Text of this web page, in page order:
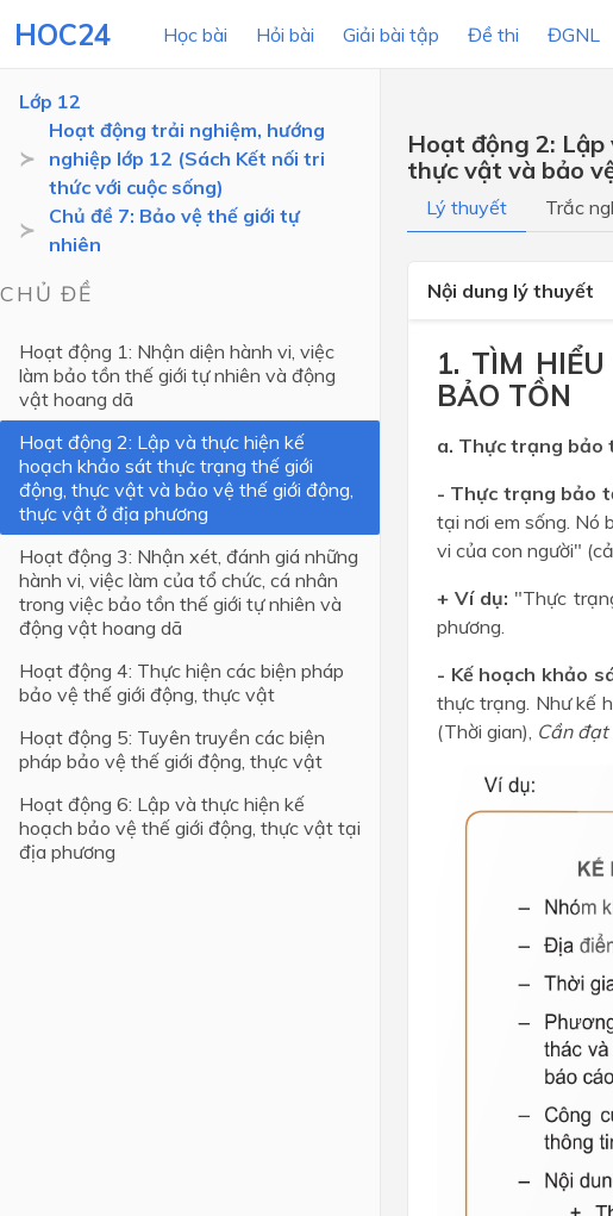
HOC24 Học bài Hỏi bài Giải bài tập Đề thi ĐGNL
LỚP HỌC
Lớp 12
Lớp 9
Lớp 7
Lớp 6
Lớp 5
Lớp 4
Lớp 3
Lớp 2
Lớp 1
MÔN HỌC
Lớp 12
Hoạt động trải nghiệm, hướng
nghiệp lớp 12 (Sách Kết nối tri
thức với cuộc sống)
Chủ đề 7: Bảo vệ thế giới tự
nhiên
CHỦ ĐỀ
Hoạt động 1: Nhận diện hành vi, việc
làm bảo tồn thế giới tự nhiên và động
vật hoang dã
Hoạt động 2: Lập và thực hiện kế
hoạch khảo sát thực trạng thế giới
động, thực vật và bảo vệ thế giới động,
thực vật ở địa phương
Hoạt động 3: Nhận xét, đánh giá những
hành vi, việc làm của tổ chức, cá nhân
trong việc bảo tồn thế giới tự nhiên và
động vật hoang dã
Hoạt động 4: Thực hiện các biện pháp
bảo vệ thế giới động, thực vật
Hoạt động 5: Tuyên truyền các biện
pháp bảo vệ thế giới động, thực vật
Hoạt động 6: Lập và thực hiện kế
hoạch bảo vệ thế giới động, thực vật tại
địa phương
Hoạt động 2:
thực vật và bảo
Lý thuyết Trắc
Nội dung lý thuyết
1. TÌM
BẢO TỒN
a. Thực trạng bảo
- Thực trạng bảo
tại nơi em sống. Nó
vi của con người"
+ Ví dụ: "Thực
phương.
- Kế hoạch khảo
thực trạng. Như kế
(Thời gian), Cần